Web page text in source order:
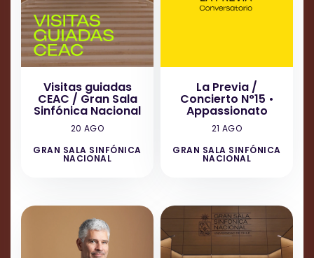
Condiciones de entrada
Todos los participantes deben contar con una
entrada individual, incluso si se trata de una
entrada liberada.
Visitas guiadas
CEAC / Gran Sala
Sinfónica Nacional
20 AGO
GRAN SALA SINFÓNICA
NACIONAL
La Previa /
Concierto N°15 •
Appassionato
21 AGO
GRAN SALA SINFÓNICA
NACIONAL